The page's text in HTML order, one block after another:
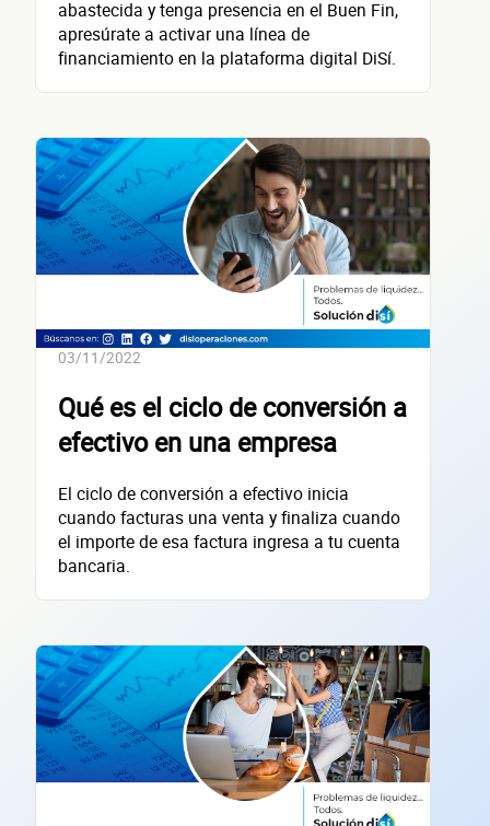
abastecida y tenga presencia en el Buen Fin,
apresúrate a activar una línea de
financiamiento en la plataforma digital DiSí.
03/11/2022
Qué es el ciclo de conversión a
efectivo en una empresa
El ciclo de conversión a efectivo inicia
cuando facturas una venta y finaliza cuando
el importe de esa factura ingresa a tu cuenta
bancaria.
Primer apellido
Segundo apellido
Teléfono
Confirma tu correo electrónico
Datos de
Sitio electrónico
Razón social
RFC de la empresa
Lo usamos solo para validar tu identidad fiscal — nunca lo compartimos con